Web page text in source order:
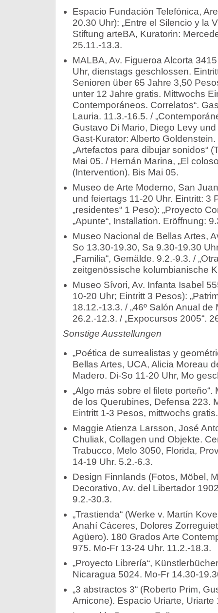
Espacio Fundación Telefónica,
20.30 Uhr): „Entre el Silencio y la
Stiftung arteBA, Kuratorin:
25.11.-13.3.
MALBA, Av. Figueroa Alcorta
Uhr, dienstags geschlossen.
Senioren über 65 Jahre 3,50
unter 12 Jahre gratis. Mittwochs
Contemporáneos. Correlatos“.
Lauria. 11.3.-16.5. /
Gustavo Di Mario, Diego Levy
Gast-Kurator: Alberto
„Artefactos para dibujar sonidos“
Mai 05. / Hernán Marina, „El
(Intervention). Bis Mai 05.
Museo de Arte Moderno, San
und feiertags 11-20 Uhr. Eintritt: 3
„residentes“ 1 Peso): „Proyecto
„Apunte“, Installation. Eröffnung:
Museo Nacional de Bellas Artes,
So 13.30-19.30, Sa 9.30-19.30
„Familia“, Gemälde. 9.2.-9.3. /
zeitgenössische kolumbianische
Museo Sívori, Av. Infanta Isabel
10-20 Uhr; Eintritt 3 Pesos):
18.12.-13.3. / „46º Salón Anual de
26.2.-12.3. / „Expocursos 2005“.
Sonstige Ausstellungen
„Poética de surrealistas y
Bellas Artes, UCA, Alicia Moreau
Madero. Di-So 11-20 Uhr, Mo
„Algo más sobre el filete
de los Querubines, Defensa 223.
Eintritt 1-3 Pesos, mittwochs
Maggie Atienza Larsson, José
Chuliak, Collagen und Objekte.
Trabucco, Melo 3050, Florida,
14-19 Uhr. 5.2.-6.3.
Design Finnlands (Fotos, Möbel,
Decorativo, Av. del Libertador
9.2.-30.3.
„Trastienda“ (Werke v. Martín
Anahí Cáceres, Dolores
Agüero). 180 Grados Arte
975. Mo-Fr 13-24 Uhr. 11.2.-18.3.
„Proyecto Librería“,
Nicaragua 5024. Mo-Fr 14.30-
„3 abstractos 3“ (Roberto Prim,
Amicone). Espacio Uriarte, Uriarte